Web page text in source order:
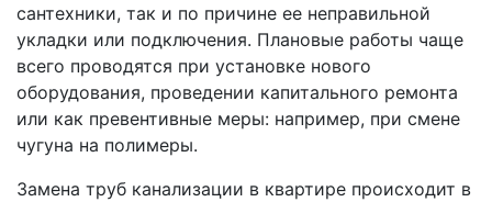
сантехники, так и по причине ее неправильной
укладки или подключения. Плановые работы чаще
всего проводятся при установке нового
оборудования, проведении капитального ремонта
или как превентивные меры: например, при смене
чугуна на полимеры.
Замена труб канализации в квартире происходит в